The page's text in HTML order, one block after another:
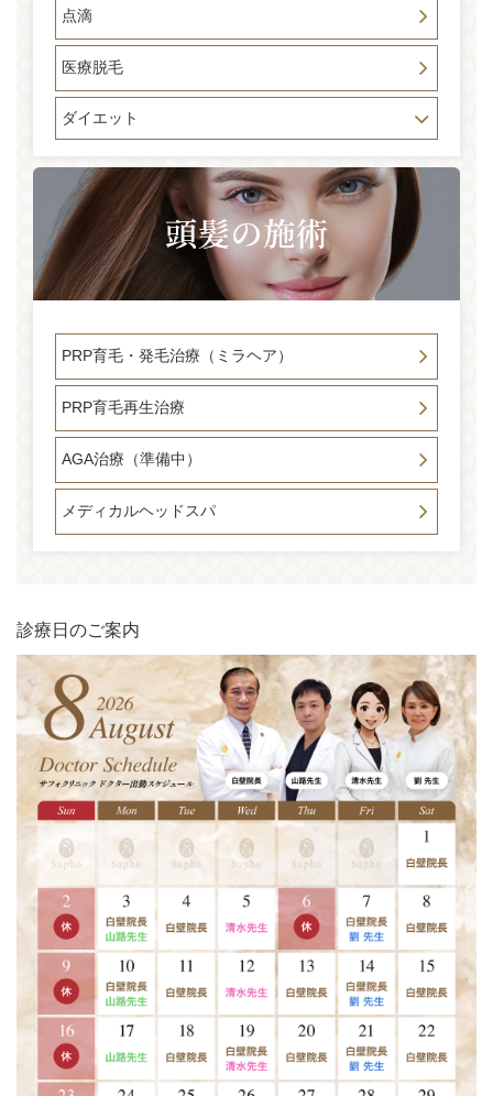
点滴
医療脱毛
ダイエット
PRP育毛・発毛治療（ミラヘア）
PRP育毛再生治療
AGA治療（準備中）
メディカルヘッドスパ
診療日のご案内